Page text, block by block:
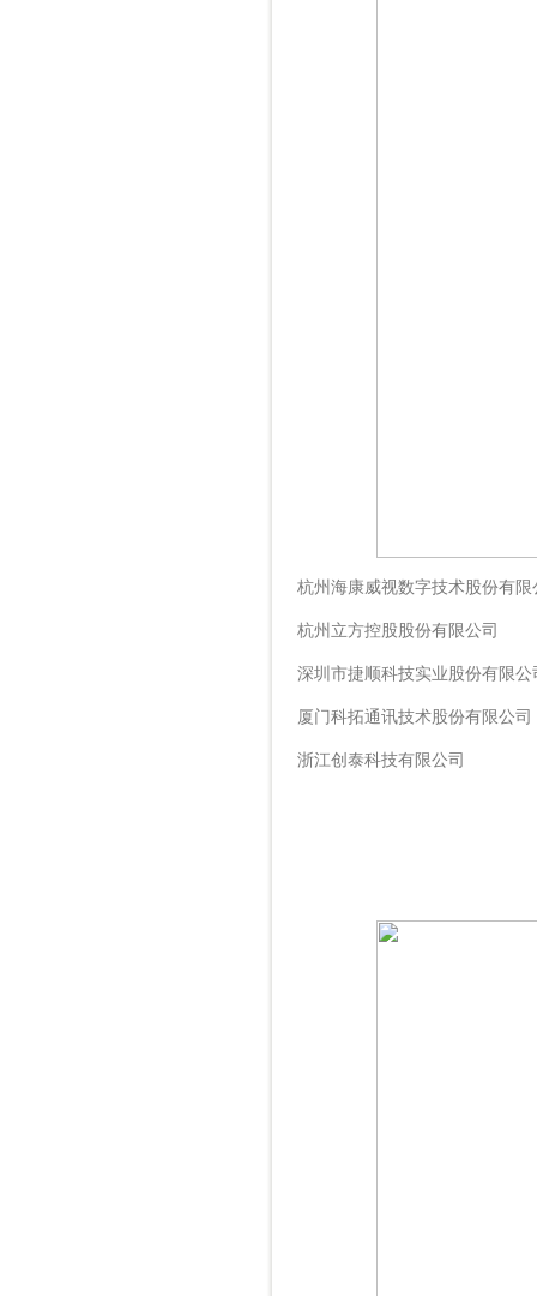
杭州海康威视数字技术股份有限
杭州立方控股股份有限公司
深圳市捷顺科技实业股份有限公
厦门科拓通讯技术股份有限公司
浙江创泰科技有限公司